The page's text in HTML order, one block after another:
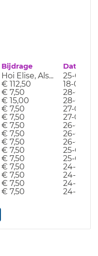
Bijdrage Datum
Hoi Elise, Als...
25-09-25
€ 112,50
18-05-19
€ 7,50
28-04-19
€ 15,00
28-04-19
€ 7,50
27-04-19
€ 7,50
27-04-19
€ 7,50
26-04-19
€ 7,50
26-04-19
€ 7,50
26-04-19
€ 7,50
25-04-19
€ 7,50
25-04-19
€ 7,50
24-04-19
€ 7,50
24-04-19
€ 7,50
24-04-19
€ 7,50 24-04-19